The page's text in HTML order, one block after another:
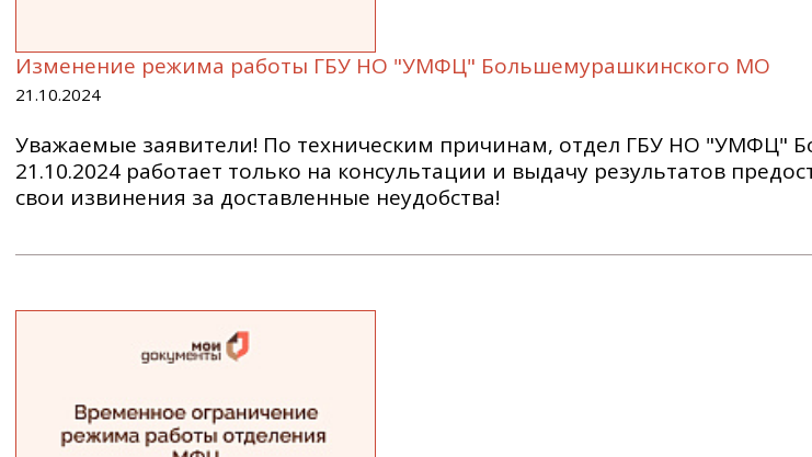
Изменение режима работы ГБУ НО "УМФЦ" Большемурашкинского МО
21.10.2024
Уважаемые заявители! По техническим причинам, отдел ГБУ НО "УМФЦ"
21.10.2024 работает только на консультации и выдачу результатов
свои извинения за доставленные неудобства!